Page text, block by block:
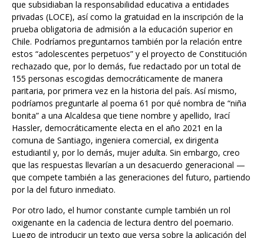
prueba obligatoria de admisión a la educación superior en
Chile. Podríamos preguntarnos también por la relación entre
estos “adolescentes perpetuos” y el proyecto de Constitución
rechazado que, por lo demás, fue redactado por un total de
155 personas escogidas democráticamente de manera
paritaria, por primera vez en la historia del país. Así mismo,
podríamos preguntarle al poema 61 por qué nombra de “niña
bonita” a una Alcaldesa que tiene nombre y apellido, Irací
Hassler, democráticamente electa en el año 2021 en la
comuna de Santiago, ingeniera comercial, ex dirigenta
estudiantil y, por lo demás, mujer adulta. Sin embargo, creo
que las respuestas llevarían a un desacuerdo generacional —
que compete también a las generaciones del futuro, partiendo
por la del futuro inmediato.
Por otro lado, el humor constante cumple también un rol
Luego de introducir un texto que versa sobre la aplicación del
artículo 132 de la ley de migraciones y la expulsión de 12